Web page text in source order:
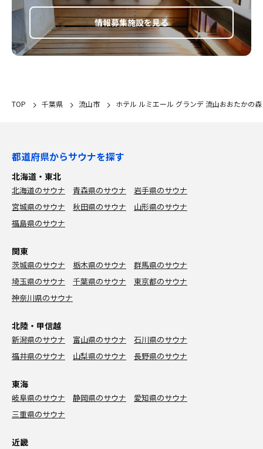
情報募集施設を見る
TOP 千葉県 流山市 ホテル ルミエール グランデ 流山おおたかの森
都道府県からサウナを探す
北海道・東北
北海道のサウナ 青森県のサウナ
岩手県のサウナ
宮城県のサウナ
秋田県のサウナ
山形県のサウナ
福島県のサウナ
関東
茨城県のサウナ 栃木県のサウナ
群馬県のサウナ
埼玉県のサウナ
千葉県のサウナ
東京都のサウナ
神奈川県のサウナ
北陸・甲信越
新潟県のサウナ 富山県のサウナ
石川県のサウナ
福井県のサウナ
山梨県のサウナ 長野県のサウナ
東海
岐阜県のサウナ 静岡県のサウナ
愛知県のサウナ
三重県のサウナ
近畿